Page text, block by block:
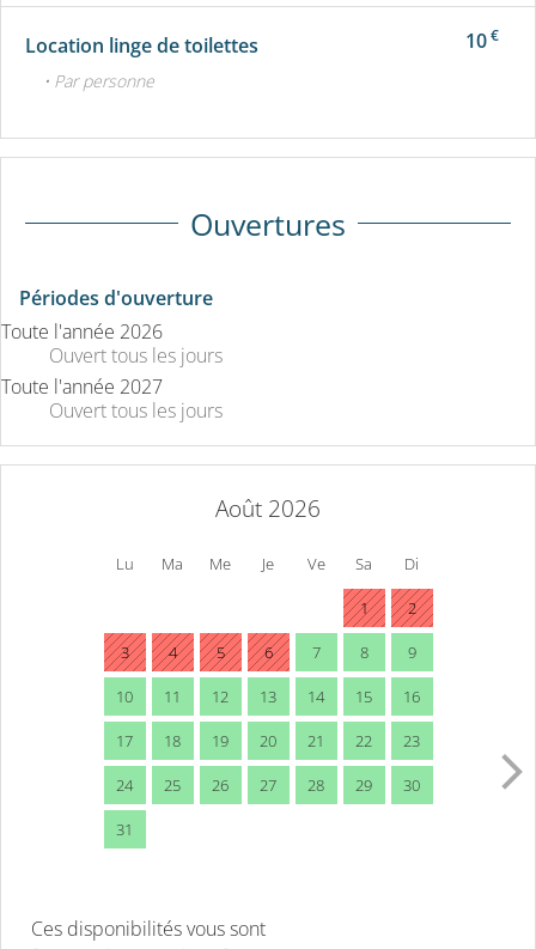
Location linge de toilettes 10€
• Par personne
Ouvertures
Périodes d'ouverture
Toute l'année 2026
Ouverttous les jours
Toute l'année 2027
Ouverttous les jours
Août 2026
Lu Ma Me Je Ve Sa Di
1 2
3 4 5 6 7 8 9
10 11 12 13 14 15 16
17 18 19 20 21 22 23
24 25 26 27 28 29 30
31
Ces disponibilités vous sont